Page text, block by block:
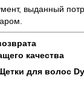
выданный
качества
для волос